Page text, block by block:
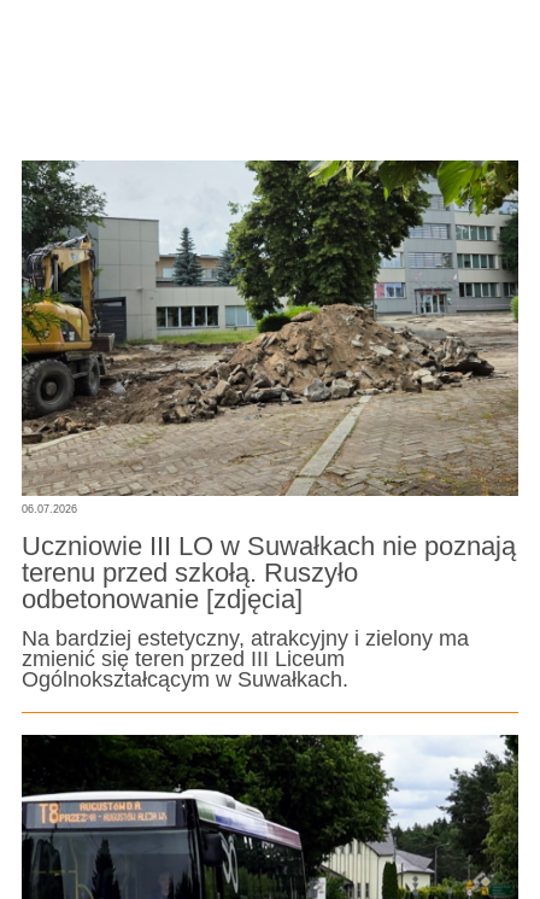
06.07.2026
Uczniowie III LO w Suwałkach nie poznają
terenu przed szkołą. Ruszyło
odbetonowanie [zdjęcia]
Na bardziej estetyczny, atrakcyjny i zielony ma
zmienić się teren przed III Liceum
Ogólnokształcącym w Suwałkach.